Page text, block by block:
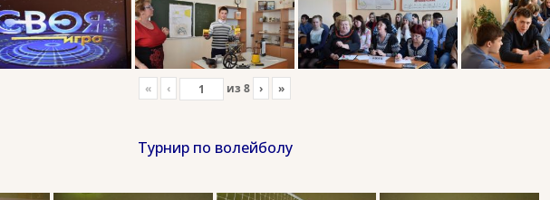
« ‹ из 8 › »
Турнир по волейболу